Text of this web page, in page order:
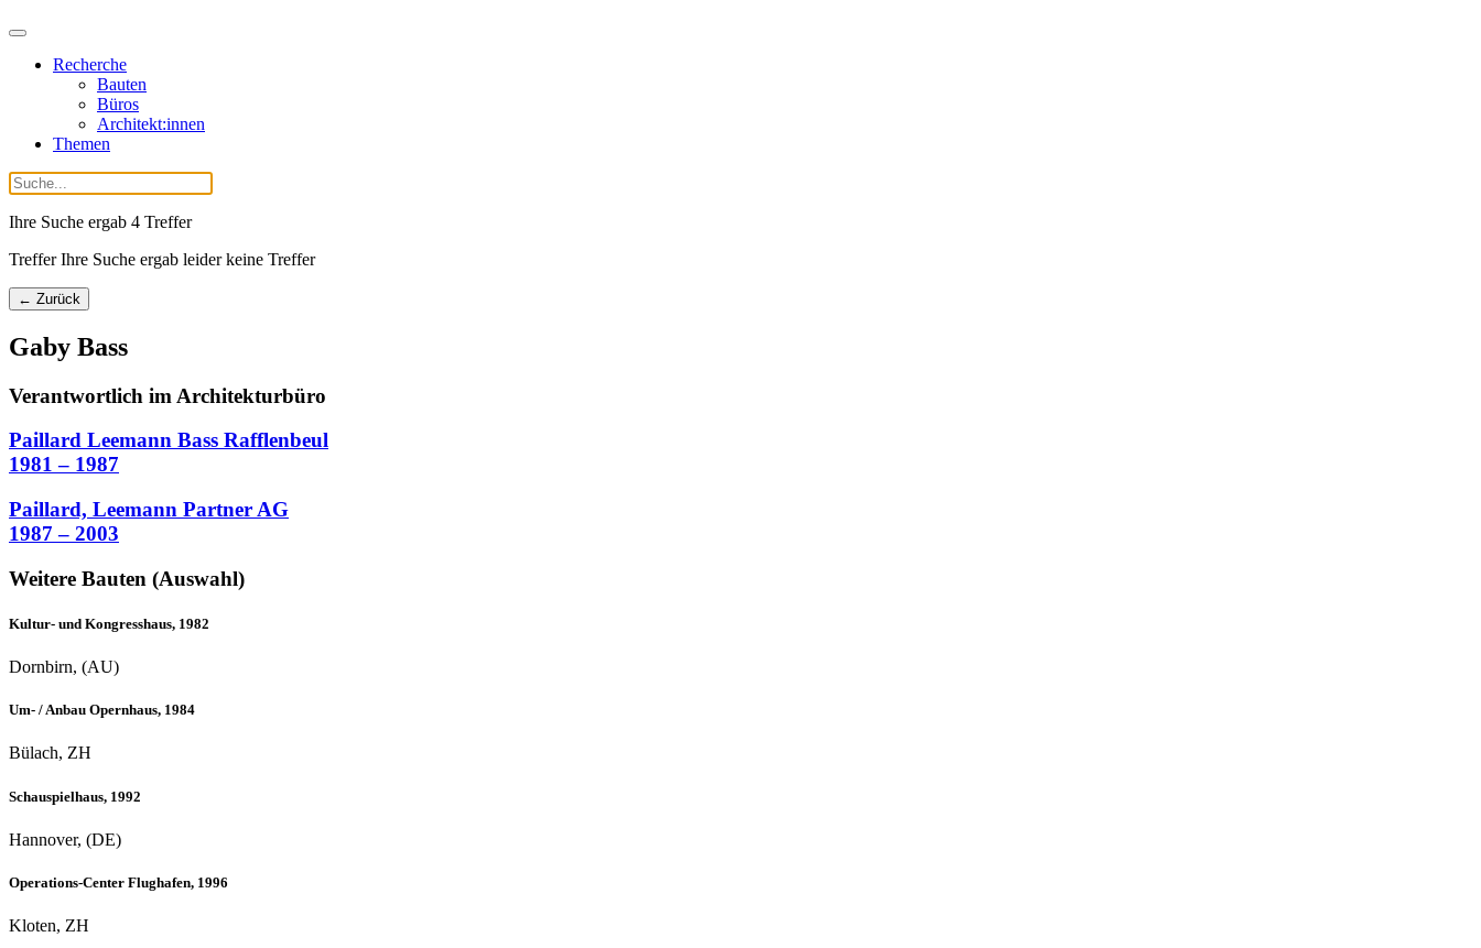
Recherche
Bauten
Büros
Architekt:innen
Themen
Ihre Suche ergab 4 Treffer
Treffer Ihre Suche ergab leider keine Treffer
← Zurück
Gaby Bass
Verantwortlich im Architekturbüro
Paillard Leemann Bass Rafflenbeul
1981 – 1987
Paillard, Leemann Partner AG
1987 – 2003
Weitere Bauten (Auswahl)
Kultur- und Kongresshaus, 1982
Dornbirn, (AU)
Um- / Anbau Opernhaus, 1984
Bülach, ZH
Schauspielhaus, 1992
Hannover, (DE)
Operations-Center Flughafen, 1996
Kloten, ZH